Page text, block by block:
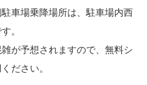
車場乗降場所は、駐車場内西
。
が予想されますので、無料シ
ださい。